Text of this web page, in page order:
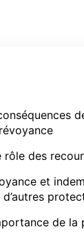
rôle des
et
d’autres
de la